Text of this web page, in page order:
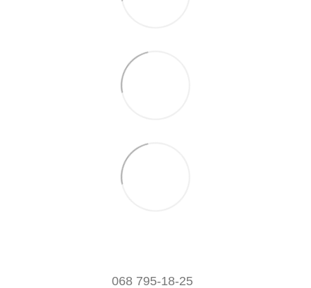
068 795-18-25